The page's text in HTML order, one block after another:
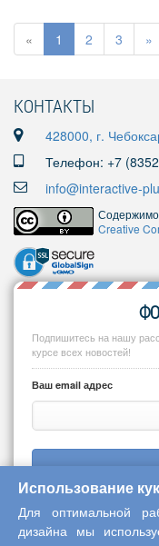
« 1 2 3 »
КОНТАКТЫ
428000, г.
Телефон: +7
info@interactive-
Creative
Подпишитесь на нашу
курсе всех новостей!
Ваш email адрес
Использование
Для оптимальной
дизайна мы